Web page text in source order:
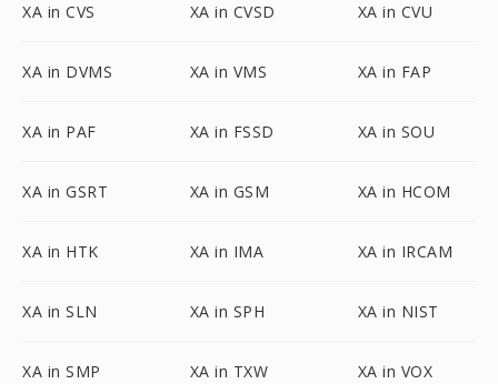
XA in CVS XA in CVSD XA in CVU
XA in DVMS XA in VMS XA in FAP
XA in PAF XA in FSSD XA in SOU
XA in GSRT XA in GSM XA in HCOM
XA in HTK XA in IMA XA in IRCAM
XA in SLN XA in SPH XA in NIST
XA in SMP XA in TXW XA in VOX